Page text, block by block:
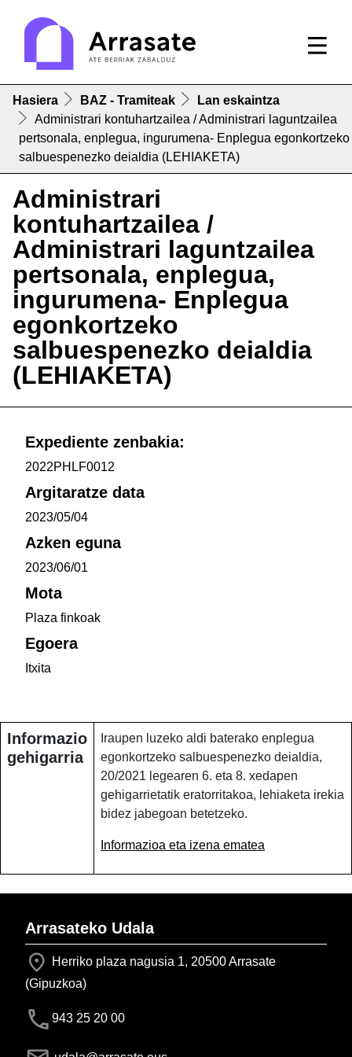
Hasiera BAZ - Tramiteak
Lan eskaintza
Administrari kontuhartzailea / Administrari laguntzailea
pertsonala, enplegua, ingurumena- Enplegua egonkortzeko
salbuespenezko deialdia (LEHIAKETA)
Administrari
kontuhartzailea /
Administrari laguntzailea
pertsonala, enplegua,
ingurumena- Enplegua
egonkortzeko
salbuespenezko deialdia
(LEHIAKETA)
Expediente zenbakia:
2022PHLF0012
Argitaratze data
2023/05/04
Azken eguna
2023/06/01
Mota
Plaza finkoak
Egoera
Itxita
Informazio
gehigarria
Iraupen luzeko aldi baterako enplegua
egonkortzeko salbuespenezko deialdia,
20/2021 legearen 6. eta 8. xedapen
gehigarrietatik eratorritakoa, lehiaketa irekia
bidez jabegoan betetzeko.
Informazioa eta izena ematea
Arrasateko Udala
Herriko plaza nagusia 1, 20500 Arrasate
(Gipuzkoa)
943 25 20 00